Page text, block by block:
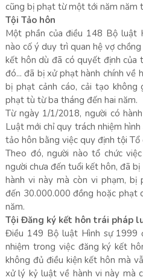
cũng bị phạt từ một tới năm năm
Tội Tảo hôn
Một phần của điều 148 Bộ luật
nào cố ý duy trì quan hệ vợ
kết hôn dù đã có quyết định của
đó... đã bị xử phạt hành chính về
bị phạt cảnh cáo, cải tạo không
phạt tù từ ba tháng đến hai năm.
Từ ngày 1/1/2018, người có
Luật mới chỉ quy trách nhiệm
tảo hôn bằng việc quy định tội
Theo đó, người nào tổ chức
người chưa đến tuổi kết hôn, đã
hành vi này mà còn vi phạm,
đến 30.000.000 đồng hoặc phạt
năm.
Tội Đăng ký kết hôn trái pháp
Điều 149 Bộ luật Hình sự 1999
nhiệm trong việc đăng ký kết
không đủ điều kiện kết hôn mà
xử lý kỷ luật về hành vi này mà